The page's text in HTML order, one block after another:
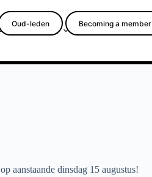
More
Oud-leden Becoming a member
aanstaande dinsdag 15 augustus!